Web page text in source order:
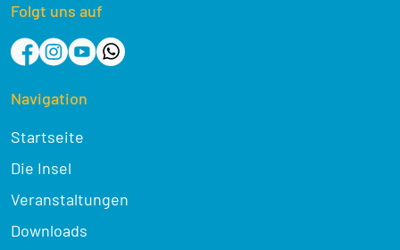
Folgt uns auf
Navigation
Startseite
Die Insel
Veranstaltungen
Downloads